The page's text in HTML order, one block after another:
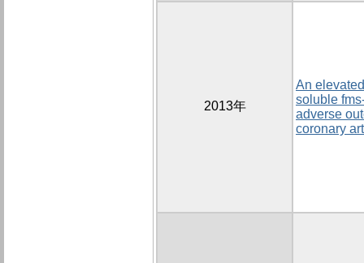
2013年
An
soluble
adverse
coronary